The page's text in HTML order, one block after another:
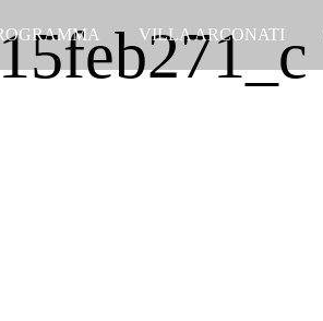
VILLA ARCONATI